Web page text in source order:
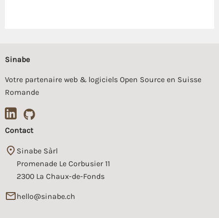
Sinabe
Votre partenaire web & logiciels Open Source en Suisse
Romande
Contact
Sinabe Sàrl
Promenade Le Corbusier 11
2300 La Chaux-de-Fonds
hello@sinabe.ch